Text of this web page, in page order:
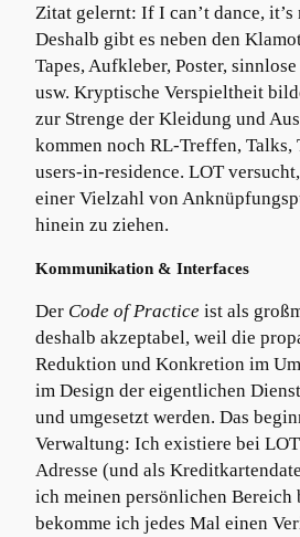
Zitat gelernt: If I can’t dance,
Deshalb gibt es neben den
Tapes, Aufkleber, Poster,
usw. Kryptische Verspieltheit
zur Strenge der Kleidung und
kommen noch RL-Treffen, Talks,
users-in-residence. LOT
einer Vielzahl von
hinein zu ziehen.
Kommunikation & Interfaces
Der Code of Practice ist als
deshalb akzeptabel, weil die
Reduktion und Konkretion im
im Design der eigentlichen
und umgesetzt werden. Das
Verwaltung: Ich existiere bei
Adresse (und als
ich meinen persönlichen Bereich
bekomme ich jedes Mal einen